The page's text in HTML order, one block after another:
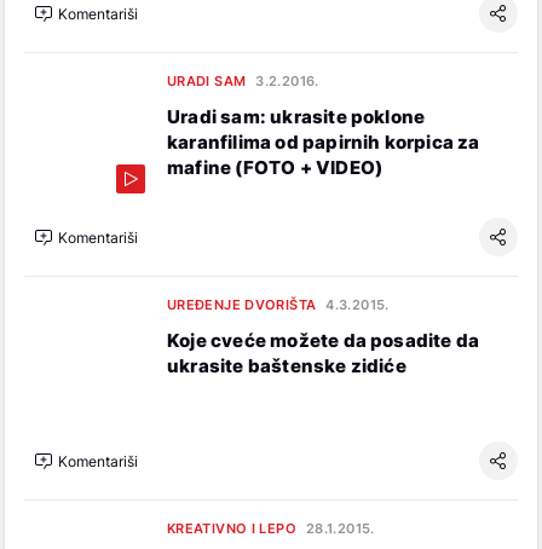
Komentariši
URADI SAM 3.2.2016.
Uradi sam: ukrasite poklone
karanfilima od papirnih korpica za
mafine (FOTO + VIDEO)
Komentariši
UREĐENJE DVORIŠTA 4.3.2015.
Koje cveće možete da posadite da
ukrasite baštenske zidiće
Komentariši
KREATIVNO I LEPO 28.1.2015.